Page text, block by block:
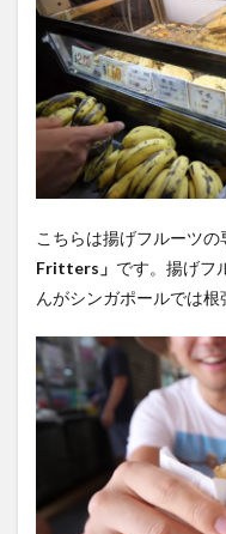
こちらは揚げフルーツの
Fritters」 です。揚げフ
んがシンガポールでは根